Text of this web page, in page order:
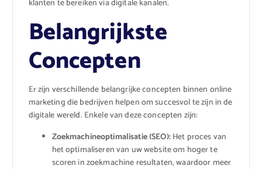
klanten te bereiken via digitale kanalen.
Belangrijkste
Concepten
Er zijn verschillende belangrijke concepten binnen online
marketing die bedrijven helpen om succesvol te zijn in de
digitale wereld. Enkele van deze concepten zijn:
Zoekmachineoptimalisatie (SEO):Het proces van
het optimaliseren van uw website om hoger te
scoren in zoekmachine resultaten, waardoor meer